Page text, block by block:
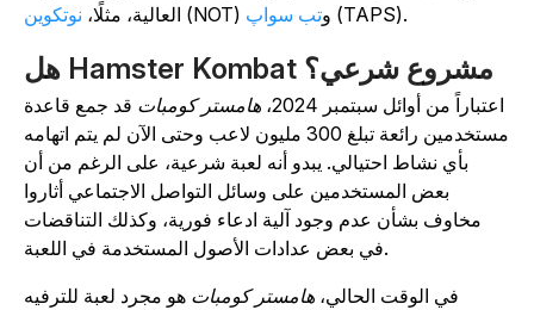
العالية، مثلًا،نوتكوين (NOT) وتب سواپ (TAPS).
هل Hamster Kombat مشروع شرعي؟
اعتباراً من أوائل سبتمبر 2024، هامستر كومباتقد جمع قاعدة
مستخدمين رائعة تبلغ 300 مليون لاعب وحتى الآن لم يتم اتهامه
بأي نشاط احتيالي. يبدو أنه لعبة شرعية، على الرغم من أن
بعض المستخدمين على وسائل التواصل الاجتماعي أثاروا
مخاوف بشأن عدم وجود آلية ادعاء فورية، وكذلك التناقضات
في الوقت الحالي،هامستر كومباتهو مجرد لعبة للترفيه